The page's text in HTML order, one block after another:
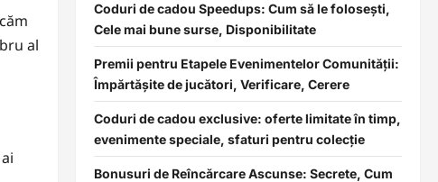
al
Coduri de cadou Speedups: Cum să le folosești,
Cele mai bune surse, Disponibilitate
Premii pentru Etapele Evenimentelor Comunității:
Împărtășite de jucători, Verificare, Cerere
Coduri de cadou exclusive: oferte limitate în timp,
evenimente speciale, sfaturi pentru colecție
Bonusuri de Reîncărcare Ascunse: Secrete, Cum